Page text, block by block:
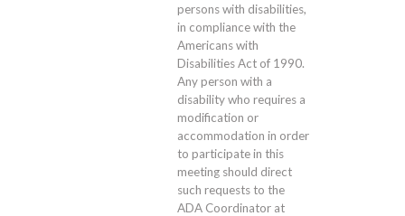
persons with disabilities,
in compliance with the
Americans with
Disabilities Act of 1990.
Any person with a
disability who requires a
modification or
accommodation in order
to participate in this
meeting should direct
such requests to the
ADA Coordinator at